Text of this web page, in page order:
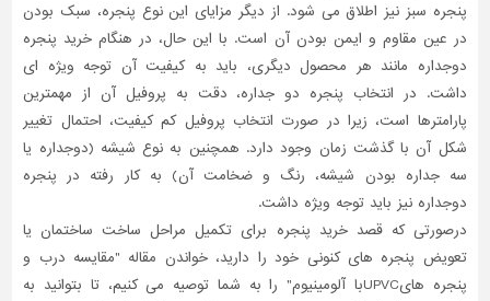
پنجره سبز نیز اطلاق می شود. از دیگر مزایای این نوع پنجره، سبک بودن
در عین مقاوم و ایمن بودن آن است. با این حال، در هنگام خرید پنجره
دوجداره مانند هر محصول دیگری، باید به کیفیت آن توجه ویژه ای
داشت. در انتخاب پنجره دو جداره، دقت به پروفیل آن از مهمترین
پارامترها است، زیرا در صورت انتخاب پروفیل کم کیفیت، احتمال تغییر
شکل آن با گذشت زمان وجود دارد. همچنین به نوع شیشه (دوجداره یا
سه جداره بودن شیشه، رنگ و ضخامت آن) به کار رفته در پنجره
دوجداره نیز باید توجه ویژه داشت.
درصورتی که قصد خرید پنجره برای تکمیل مراحل ساخت ساختمان یا
تعویض پنجره های کنونی خود را دارید، خواندن مقاله "مقایسه درب و
پنجره هایUPVCبا آلومینیوم" را به شما توصیه می کنیم، تا بتوانید به